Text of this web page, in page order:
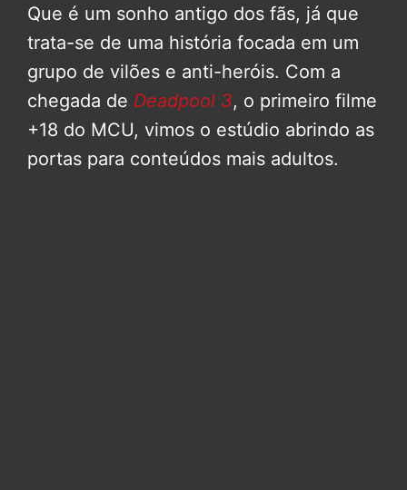
Que é um sonho antigo dos fãs, já que
trata-se de uma história focada em um
grupo de vilões e anti-heróis. Com a
chegada de Deadpool 3, o primeiro filme
+18 do MCU, vimos o estúdio abrindo as
portas para conteúdos mais adultos.